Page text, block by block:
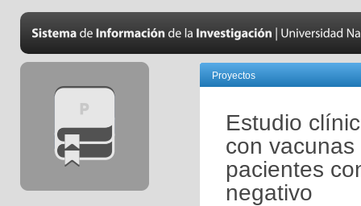
Proyectos
Estudio
con
pacientes
negativo